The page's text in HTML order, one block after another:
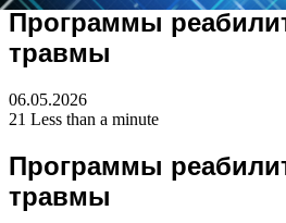
Программы
травмы
06.05.2026
21 Less than a minute
Программы
травмы